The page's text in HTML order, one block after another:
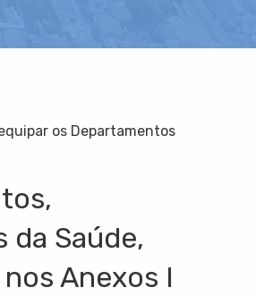
os Departamentos
Saúde,
Anexos I